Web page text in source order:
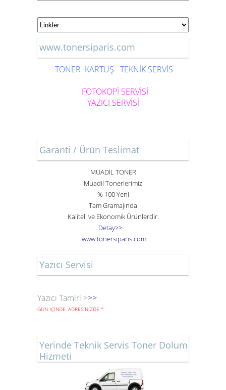
www.tonersiparis.com
TONER KARTUŞ TEKNİK SERVİS
FOTOKOPİ SERVİSİ
YAZICI SERVİSİ
Garanti / Ürün Teslimat
MUADİL TONER
Muadil Tonerlerimiz
% 100 Yeni
Tam Gramajında
Kaliteli ve Ekonomik Ürünlerdir.
Detay>>
www.tonersiparis.com
Yazıcı Servisi
Yazıcı Tamiri >>>
GÜN İÇİNDE, ADRESİNİZDE *.
Yerinde Teknik Servis Toner Dolum
Hizmeti